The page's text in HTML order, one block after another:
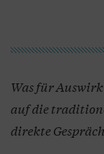
Was für
auf die
direkte